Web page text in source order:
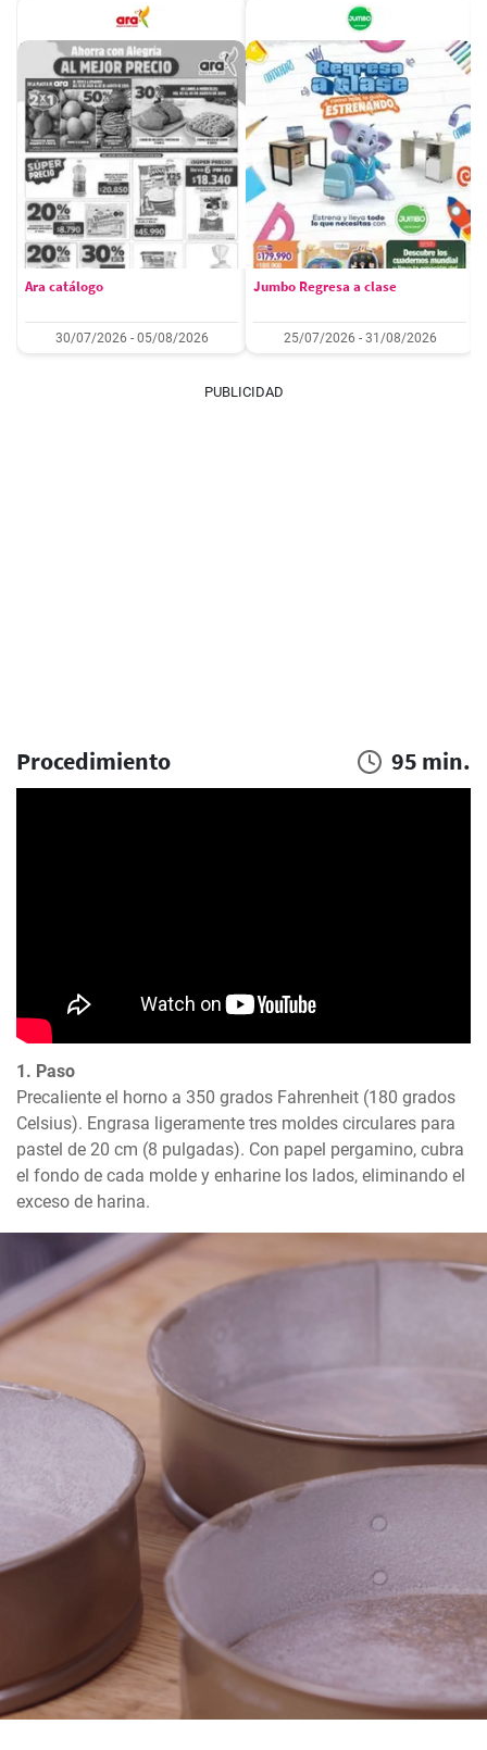
Ara catálogo
30/07/2026 - 05/08/2026
Jumbo Regresa a clase
25/07/2026 - 31/08/2026
PUBLICIDAD
Procedimiento 95 min.
1. Paso
Precaliente el horno a 350 grados Fahrenheit (180 grados
Celsius). Engrasa ligeramente tres moldes circulares para
pastel de 20 cm (8 pulgadas). Con papel pergamino, cubra
el fondo de cada molde y enharine los lados, eliminando el
exceso de harina.